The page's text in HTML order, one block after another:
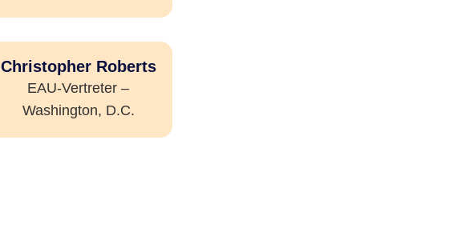
Christopher Roberts
EAU-Vertreter –
Washington, D.C.